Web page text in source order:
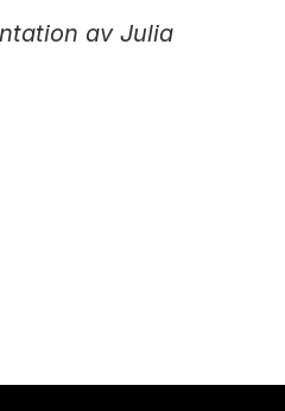
av Julia